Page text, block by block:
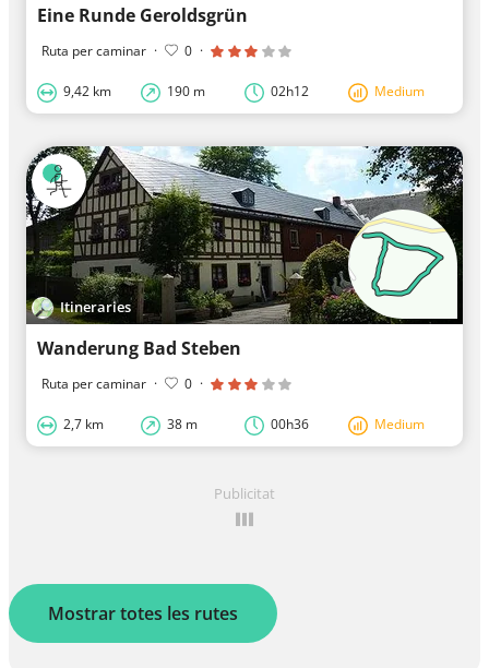
Eine Runde Geroldsgrün
Ruta per caminar · 0 ·
9,42 km 190 m 02h12 Medium
Itineraries
Wanderung Bad Steben
Ruta per caminar · 0 ·
2,7 km 38 m 00h36 Medium
Publicitat
Mostrar totes les rutes